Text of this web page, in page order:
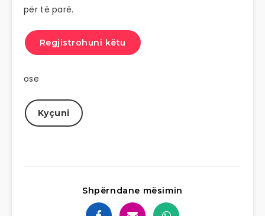
për të parë.
Regjistrohuni këtu
ose
Kyçuni
Shpërndane mësimin